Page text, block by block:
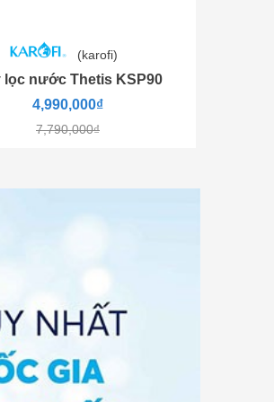
(karofi)
lọc nước Thetis KSP90
4,990,000₫
7,790,000₫